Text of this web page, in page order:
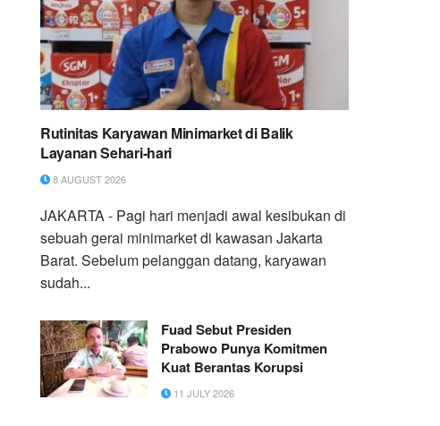
Rutinitas Karyawan Minimarket di Balik
Layanan Sehari-hari
8 AUGUST 2026
JAKARTA - Pagi hari menjadi awal kesibukan di
sebuah gerai minimarket di kawasan Jakarta
Barat. Sebelum pelanggan datang, karyawan
sudah...
Fuad Sebut Presiden
Prabowo Punya Komitmen
Kuat Berantas Korupsi
11 JULY 2026